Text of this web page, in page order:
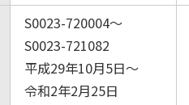
S0023-720004～
S0023-721082
平成29年10月5日～
令和2年2月25日